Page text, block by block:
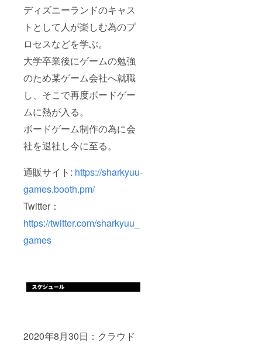
ディズニーランドのキャス
トとして人が楽しむ為のプ
ロセスなどを学ぶ。
大学卒業後にゲームの勉強
のため某ゲーム会社へ就職
し、そこで再度ボードゲー
ムに熱が入る。
ボードゲーム制作の為に会
社を退社し今に至る。
通販サイト: https://sharkyuu-
games.booth.pm/
Twitter：
https://twitter.com/sharkyuu_
games
2020年8月30日：クラウド